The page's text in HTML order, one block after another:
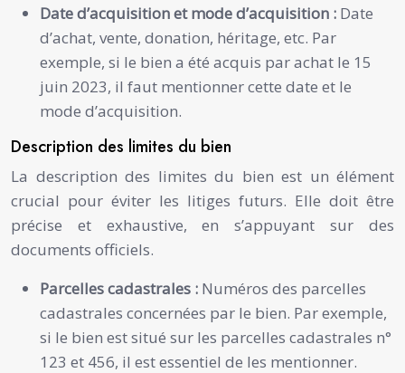
Date d’acquisition et mode d’acquisition : Date
d’achat, vente, donation, héritage, etc. Par
exemple, si le bien a été acquis par achat le 15
juin 2023, il faut mentionner cette date et le
mode d’acquisition.
Description des limites du bien
La description des limites du bien est un élément
crucial pour éviter les litiges futurs. Elle doit être
précise et exhaustive, en s’appuyant sur des
documents officiels.
Parcelles cadastrales : Numéros des parcelles
cadastrales concernées par le bien. Par exemple,
si le bien est situé sur les parcelles cadastrales n°
123 et 456, il est essentiel de les mentionner.